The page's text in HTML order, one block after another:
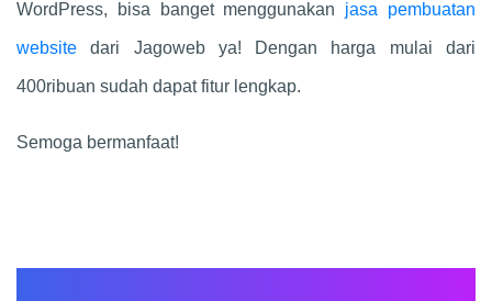
WordPress, bisa banget menggunakan jasa pembuatan
website dari Jagoweb ya! Dengan harga mulai dari
400ribuan sudah dapat fitur lengkap.
Semoga bermanfaat!